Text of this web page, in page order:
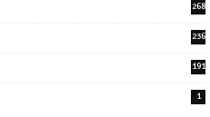
268
236
191
1